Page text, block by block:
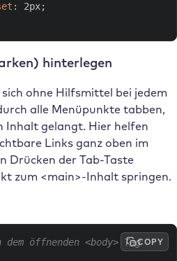
: 2px;
hinterlegen
ohne Hilfsmittel bei jedem
alle Menüpunkte tabben,
Inhalt gelangt. Hier helfen
Links ganz oben im
Drücken der Tab-Taste
zum <main>-Inhalt springen.
öffnenden <body> Tag COPY